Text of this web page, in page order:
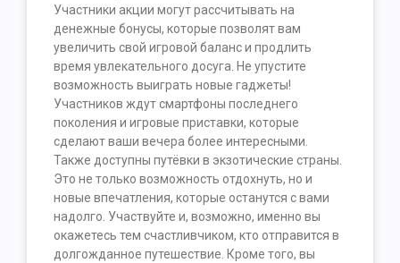
Участники акции могут рассчитывать на
денежные бонусы, которые позволят вам
увеличить свой игровой баланс и продлить
время увлекательного досуга. Не упустите
возможность выиграть новые гаджеты!
Участников ждут смартфоны последнего
поколения и игровые приставки, которые
сделают ваши вечера более интересными.
Также доступны путёвки в экзотические страны.
Это не только возможность отдохнуть, но и
новые впечатления, которые останутся с вами
надолго. Участвуйте и, возможно, именно вы
окажетесь тем счастливчиком, кто отправится в
долгожданное путешествие. Кроме того, вы